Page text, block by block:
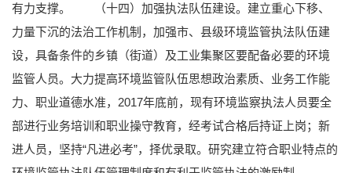
有力支撑。
（十四）加强执法队伍建设。建立重心下移、
力量下沉的法治工作机制，加强市、县级环境监管执法队伍建
设，具备条件的乡镇（街道）及工业集聚区要配备必要的环境
监管人员。大力提高环境监管队伍思想政治素质、业务工作能
力、职业道德水准，2017年底前，现有环境监察执法人员要全
部进行业务培训和职业操守教育，经考试合格后持证上岗；新
进人员，坚持“凡进必考”，择优录取。研究建立符合职业特点的